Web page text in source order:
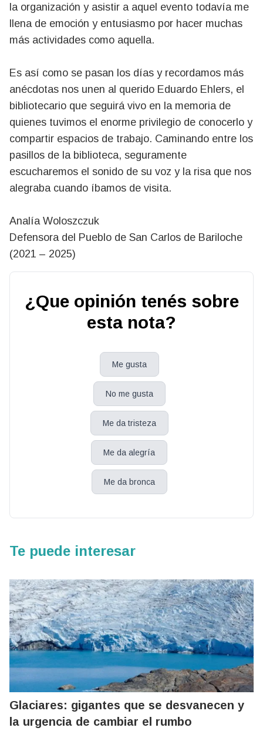
la organización y asistir a aquel evento todavía me
llena de emoción y entusiasmo por hacer muchas
más actividades como aquella.
Es así como se pasan los días y recordamos más
anécdotas nos unen al querido Eduardo Ehlers, el
bibliotecario que seguirá vivo en la memoria de
quienes tuvimos el enorme privilegio de conocerlo y
compartir espacios de trabajo. Caminando entre los
pasillos de la biblioteca, seguramente
escucharemos el sonido de su voz y la risa que nos
alegraba cuando íbamos de visita.
Analía Woloszczuk
Defensora del Pueblo de San Carlos de Bariloche
(2021 – 2025)
¿Que opinión tenés sobre
esta nota?
Me gusta
No me gusta
Me da tristeza
Me da alegría
Me da bronca
Te puede interesar
Glaciares: gigantes que se desvanecen y
la urgencia de cambiar el rumbo